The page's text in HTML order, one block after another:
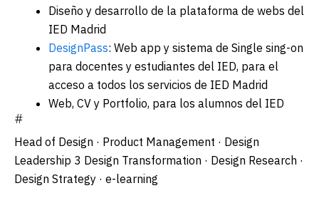
Diseño y desarrollo de la plataforma de webs del
IED Madrid
DesignPass: Web app y sistema de Single sing-on
para docentes y estudiantes del IED, para el
acceso a todos los servicios de IED Madrid
Web, CV y Portfolio, para los alumnos del IED
#
Head of Design · Product Management · Design
Leadership 3 Design Transformation · Design Research ·
Design Strategy · e-learning